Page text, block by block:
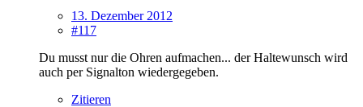
13. Dezember 2012
#117
Du musst nur die Ohren aufmachen... der Haltewunsch wird
auch per Signalton wiedergegeben.
Zitieren